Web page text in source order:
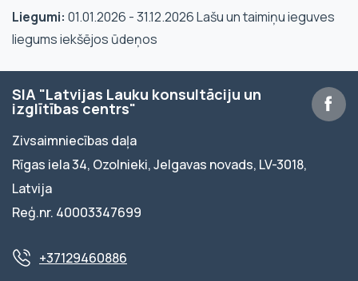
Liegumi: 01.01.2026 - 31.12.2026 Lašu un taimiņu ieguves
liegums iekšējos ūdeņos
SIA "Latvijas Lauku konsultāciju un
izglītības centrs"
Zivsaimniecības daļa
Rīgas iela 34, Ozolnieki, Jelgavas novads, LV-3018,
Latvija
Reģ.nr. 40003347699
+37129460886